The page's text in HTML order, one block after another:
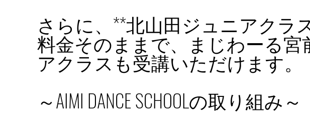
さらに、**北山田ジュニアクラ
料金そのままで、まじわーる宮
アクラスも受講いただけます。
～AIMI DANCE SCHOOLの取り組み～